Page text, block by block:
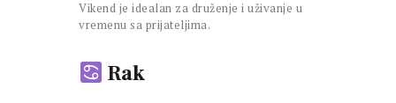
Vikend je idealan za druženje i uživanje u
vremenu sa prijateljima.
Rak